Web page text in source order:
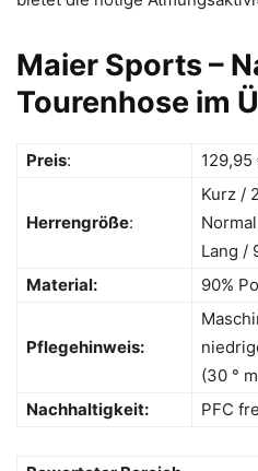
Maier Sports –
Tourenhose im
Preis: 129,95
Herrengröße:
Kurz /
Lang /
Material:
90%
Pflegehinweis:
(30 °
Nachhaltigkeit:
PFC